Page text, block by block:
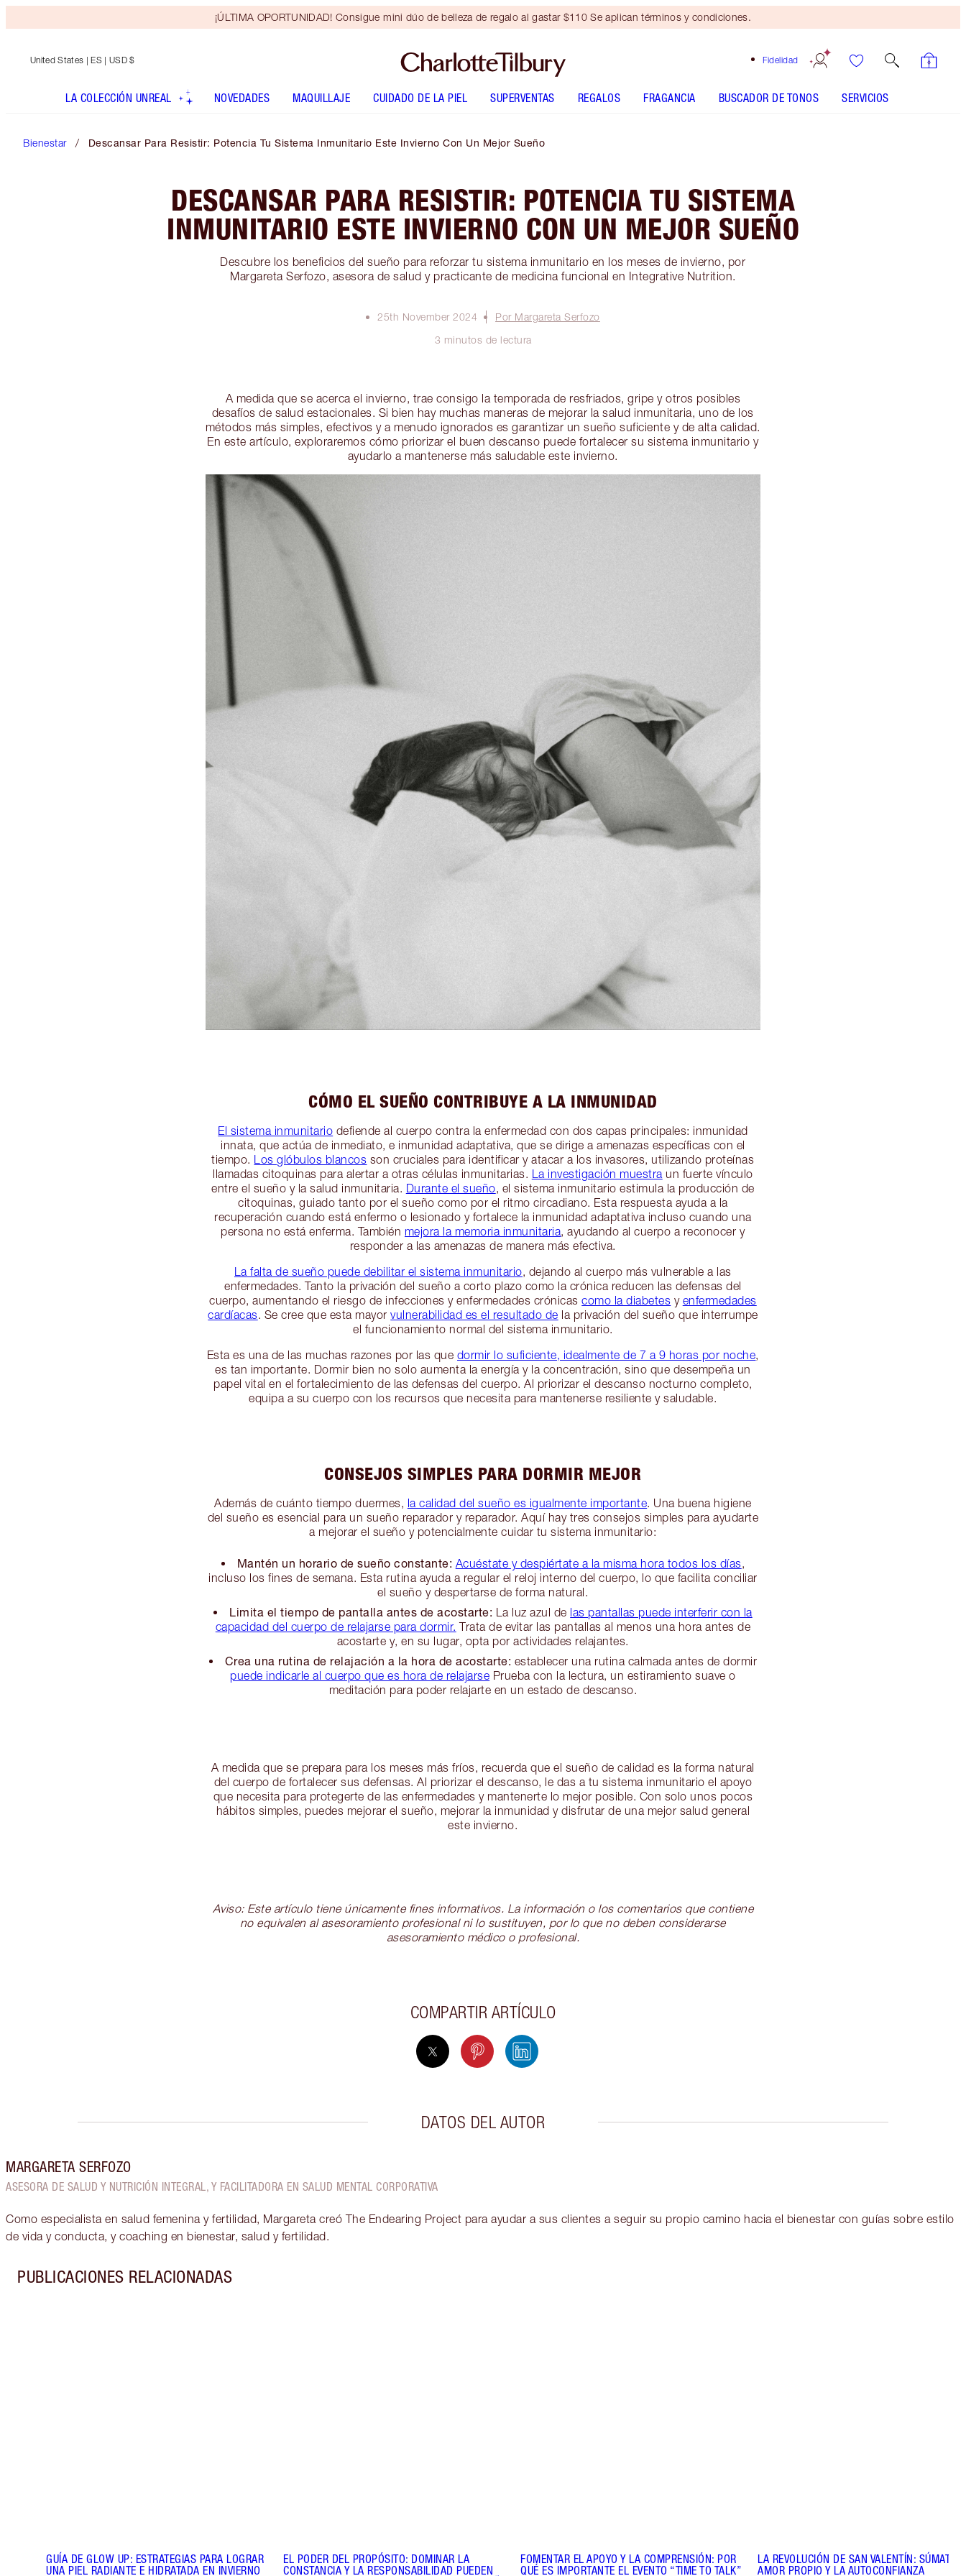
¡ÚLTIMA OPORTUNIDAD! Consigue mini dúo de belleza de regalo al gastar $110 Se aplican términos y condiciones.
Fidelidad
United States | ES | USD $
LA COLECCIÓN UNREAL NOVEDADES MAQUILLAJE CUIDADO DE LA PIEL SUPERVENTAS REGALOS FRAGANCIA BUSCADOR DE TONOS SERVICIOS
Bienestar Descansar Para Resistir: Potencia Tu Sistema Inmunitario Este Invierno Con Un Mejor Sueño
DESCANSAR PARA RESISTIR: POTENCIA TU SISTEMA
INMUNITARIO ESTE INVIERNO CON UN MEJOR SUEÑO
Descubre los beneficios del sueño para reforzar tu sistema inmunitario en los meses de invierno, por
Margareta Serfozo, asesora de salud y practicante de medicina funcional en Integrative Nutrition.
25th November 2024
Por Margareta Serfozo
3 minutos de lectura
A medida que se acerca el invierno, trae consigo la temporada de resfriados, gripe y otros posibles
desafíos de salud estacionales. Si bien hay muchas maneras de mejorar la salud inmunitaria, uno de los
métodos más simples, efectivos y a menudo ignorados es garantizar un sueño suficiente y de alta calidad.
En este artículo, exploraremos cómo priorizar el buen descanso puede fortalecer su sistema inmunitario y
ayudarlo a mantenerse más saludable este invierno.
CÓMO EL SUEÑO CONTRIBUYE A LA INMUNIDAD
El sistema inmunitario defiende al cuerpo contra la enfermedad con dos capas principales: inmunidad
innata, que actúa de inmediato, e inmunidad adaptativa, que se dirige a amenazas específicas con el
tiempo. Los glóbulos blancos son cruciales para identificar y atacar a los invasores, utilizando proteínas
llamadas citoquinas para alertar a otras células inmunitarias. La investigación muestra un fuerte vínculo
entre el sueño y la salud inmunitaria. Durante el sueño, el sistema inmunitario estimula la producción de
citoquinas, guiado tanto por el sueño como por el ritmo circadiano. Esta respuesta ayuda a la
recuperación cuando está enfermo o lesionado y fortalece la inmunidad adaptativa incluso cuando una
persona no está enferma. También mejora la memoria inmunitaria, ayudando al cuerpo a reconocer y
responder a las amenazas de manera más efectiva.
La falta de sueño puede debilitar el sistema inmunitario, dejando al cuerpo más vulnerable a las
enfermedades. Tanto la privación del sueño a corto plazo como la crónica reducen las defensas del
cuerpo, aumentando el riesgo de infecciones y enfermedades crónicascomo la diabetes y enfermedades
cardíacas. Se cree que esta mayorvulnerabilidad es el resultado de la privación del sueño que interrumpe
el funcionamiento normal del sistema inmunitario.
Esta es una de las muchas razones por las que dormir lo suficiente, idealmente de 7 a 9 horas por noche,
es tan importante. Dormir bien no solo aumenta la energía y la concentración, sino que desempeña un
papel vital en el fortalecimiento de las defensas del cuerpo. Al priorizar el descanso nocturno completo,
equipa a su cuerpo con los recursos que necesita para mantenerse resiliente y saludable.
CONSEJOS SIMPLES PARA DORMIR MEJOR
Además de cuánto tiempo duermes, la calidad del sueño es igualmente importante. Una buena higiene
del sueño es esencial para un sueño reparador y reparador. Aquí hay tres consejos simples para ayudarte
a mejorar el sueño y potencialmente cuidar tu sistema inmunitario:
Mantén un horario de sueño constante: Acuéstate y despiértate a la misma hora todos los días,
incluso los fines de semana. Esta rutina ayuda a regular el reloj interno del cuerpo, lo que facilita conciliar
el sueño y despertarse de forma natural.
Limita el tiempo de pantalla antes de acostarte: La luz azul de las pantallas puede interferir con la
capacidad del cuerpo de relajarse para dormir. Trata de evitar las pantallas al menos una hora antes de
acostarte y, en su lugar, opta por actividades relajantes.
Crea una rutina de relajación a la hora de acostarte: establecer una rutina calmada antes de dormir
puede indicarle al cuerpo que es hora de relajarse Prueba con la lectura, un estiramiento suave o
meditación para poder relajarte en un estado de descanso.
A medida que se prepara para los meses más fríos, recuerda que el sueño de calidad es la forma natural
del cuerpo de fortalecer sus defensas. Al priorizar el descanso, le das a tu sistema inmunitario el apoyo
que necesita para protegerte de las enfermedades y mantenerte lo mejor posible. Con solo unos pocos
hábitos simples, puedes mejorar el sueño, mejorar la inmunidad y disfrutar de una mejor salud general
este invierno.
Aviso: Este artículo tiene únicamente fines informativos. La información o los comentarios que contiene
no equivalen al asesoramiento profesional ni lo sustituyen, por lo que no deben considerarse
asesoramiento médico o profesional.
COMPARTIR ARTÍCULO
DATOS DEL AUTOR
MARGARETA SERFOZO
ASESORA DE SALUD Y NUTRICIÓN INTEGRAL, Y FACILITADORA EN SALUD MENTAL CORPORATIVA
Como especialista en salud femenina y fertilidad, Margareta creó The Endearing Project para ayudar a sus clientes a seguir su propio camino hacia el bienestar con guías sobre estilo
de vida y conducta, y coaching en bienestar, salud y fertilidad.
PUBLICACIONES RELACIONADAS
GUÍA DE GLOW UP: ESTRATEGIAS PARA LOGRAR
UNA PIEL RADIANTE E HIDRATADA EN INVIERNO
EL PODER DEL PROPÓSITO: DOMINAR LA
CONSTANCIA Y LA RESPONSABILIDAD PUEDEN
FOMENTAR EL APOYO Y LA COMPRENSIÓN: POR
QUÉ ES IMPORTANTE EL EVENTO “TIME TO TALK”
LA REVOLUCIÓN DE SAN VALENTÍN: SÚMATE
AMOR PROPIO Y LA AUTOCONFIANZA